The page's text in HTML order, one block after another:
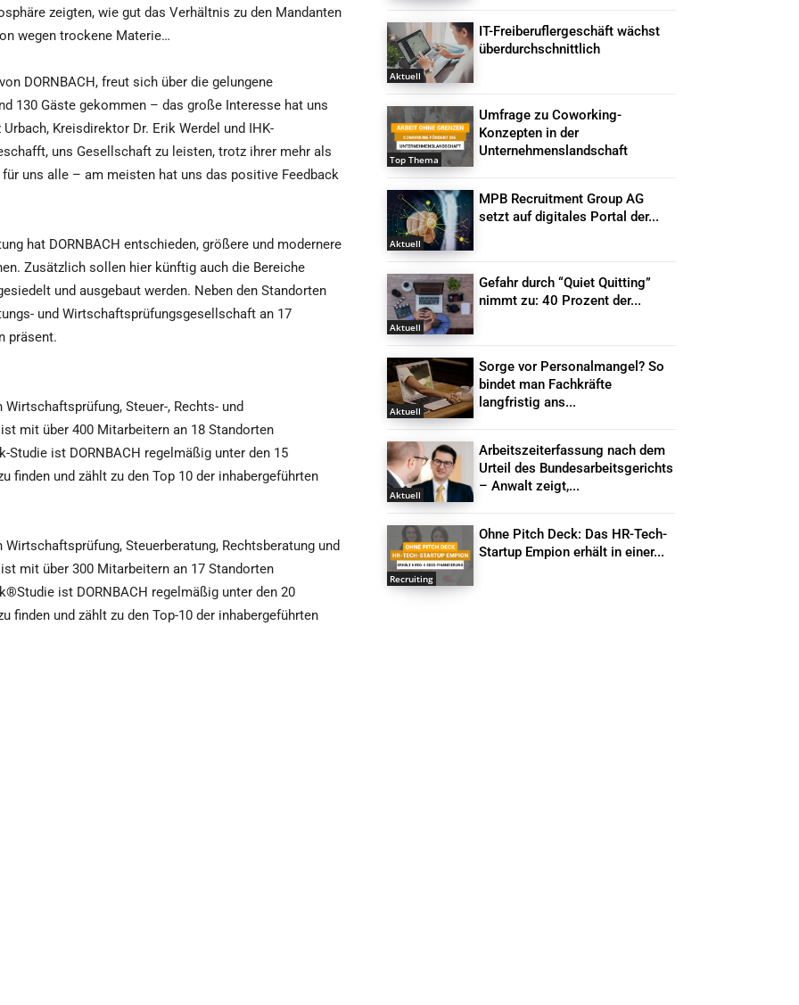
zeigten, wie gut das Verhältnis zu den Mandanten
wegen trockene Materie…
DORNBACH, freut sich über die gelungene
130 Gäste gekommen – das große Interesse hat uns
Kreisdirektor Dr. Erik Werdel und IHK-
uns Gesellschaft zu leisten, trotz ihrer mehr als
uns alle – am meisten hat uns das positive Feedback
hat DORNBACH entschieden, größere und modernere
Zusätzlich sollen hier künftig auch die Bereiche
und ausgebaut werden. Neben den Standorten
und Wirtschaftsprüfungsgesellschaft an 17
präsent.
Steuer-, Rechts- und
mit über 400 Mitarbeitern an 18 Standorten
ist DORNBACH regelmäßig unter den 15
finden und zählt zu den Top 10 der inhabergeführten
Steuerberatung, Rechtsberatung und
mit über 300 Mitarbeitern an 17 Standorten
ist DORNBACH regelmäßig unter den 20
finden und zählt zu den Top-10 der inhabergeführten
Aktuell
IT-Freiberuflergeschäft wächst
überdurchschnittlich
Top Thema
Umfrage zu Coworking-
Konzepten in der
Unternehmenslandschaft
Aktuell
MPB Recruitment Group AG
setzt auf digitales Portal der...
Aktuell
Gefahr durch “Quiet Quitting”
nimmt zu: 40 Prozent der...
Aktuell
Sorge vor Personalmangel? So
bindet man Fachkräfte
langfristig ans...
Aktuell
Arbeitszeiterfassung nach dem
Urteil des Bundesarbeitsgerichts
– Anwalt zeigt,...
Recruiting
Ohne Pitch Deck: Das HR-Tech-
Startup Empion erhält in einer...